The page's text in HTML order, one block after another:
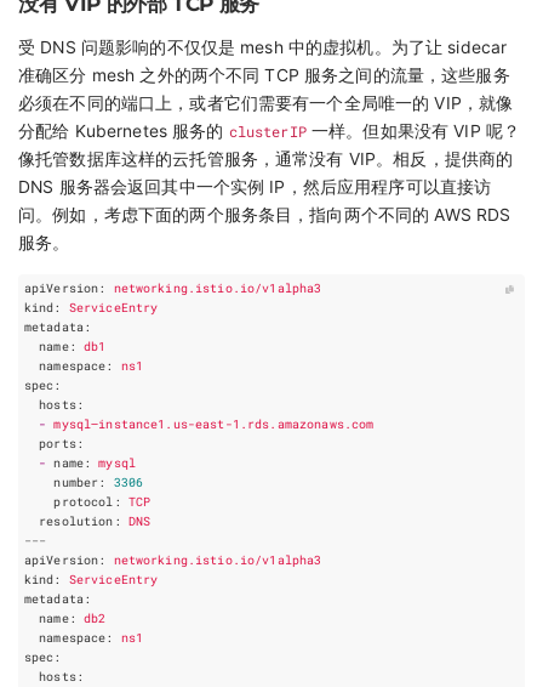
受 DNS 问题影响的不仅仅是 mesh 中的虚拟机。为了让 sidecar
准确区分 mesh 之外的两个不同 TCP 服务之间的流量，这些服务
必须在不同的端口上，或者它们需要有一个全局唯一的 VIP，就像
分配给 Kubernetes 服务的 clusterIP一样。但如果没有 VIP 呢？
像托管数据库这样的云托管服务，通常没有 VIP。相反，提供商的
DNS 服务器会返回其中一个实例 IP，然后应用程序可以直接访
问。例如，考虑下面的两个服务条目，指向两个不同的 AWS RDS
服务。
apiVersion:
networking.istio.io/v1alpha3
kind :
ServiceEntry
metadata:
name:
db1
namespace:
ns1
spec :
hosts:
- mysql–instance1.us-east-1.rds.amazonaws.com
ports:
- name:
mysql
number :
3306
protocol :
TCP
resolution :
DNS
---
apiVersion:
networking.istio.io/v1alpha3
kind :
ServiceEntry
metadata:
name:
db2
namespace:
ns1
spec :
hosts: